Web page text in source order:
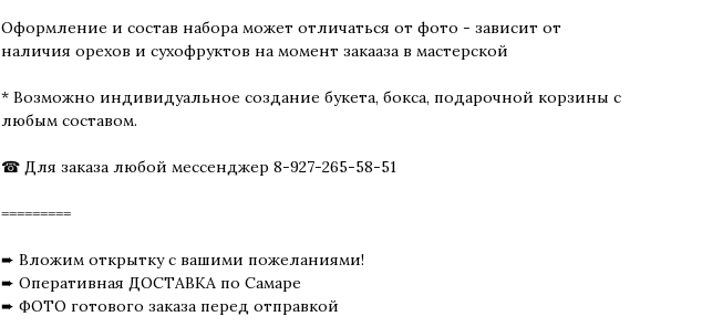
Оформление и состав набора может отличаться от фото - зависит от
наличия орехов и сухофруктов на момент закааза в мастерской
* Возможно индивидуальное создание букета, бокса, подарочной корзины с
любым составом.
☎ Для заказа любой мессенджер 8-927-265-58-51
=========
➨ Вложим открытку с вашими пожеланиями!
➨ Оперативная ДОСТАВКА по Самаре
➨ ФОТО готового заказа перед отправкой